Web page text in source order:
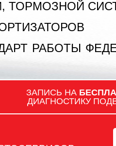
ТОРМОЗНОЙ
РАБОТЫ
ЗАПИСЬ НА
ДИАГНОСТИКУ